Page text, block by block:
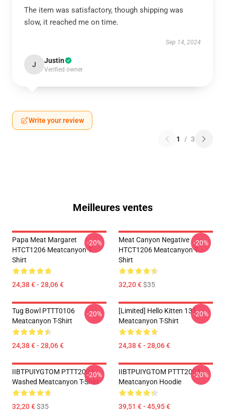
The item was satisfactory, though shipping was
slow, it reached me on time.
Sep 14, 2024
J Justin
Verified owner
Write your review
1 / 3
Meilleures ventes
Papa Meat Margaret
HTCT1206 Meatcanyon T-
Shirt
24,38 € - 28,06 €
-20%
Meat Canyon Negative
HTCT1206 Meatcanyon T-
Shirt
32,20 €$35
-20%
Tug Bowl PTTT0106
Meatcanyon T-Shirt
24,38 € - 28,06 €
-20%
[Limited] Hello Kitten 135
Meatcanyon T-Shirt
24,38 € - 28,06 €
-20%
IIBTPUIYGTOM PTTT2004
Washed Meatcanyon T-Shirt
32,20 €$35
-20%
IIBTPUIYGTOM PTTT2004
Meatcanyon Hoodie
39,51 € - 45,95 €
-20%